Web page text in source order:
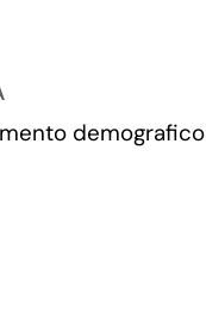
demografico